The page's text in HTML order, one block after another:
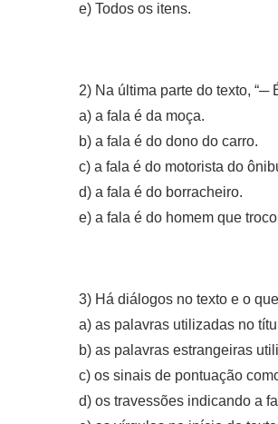
e) Todos os itens.
2) Na última parte do texto, “─
a) a fala é da moça.
b) a fala é do dono do carro.
c) a fala é do motorista do
d) a fala é do borracheiro.
e) a fala é do homem que
3) Há diálogos no texto e o
a) as palavras utilizadas no
b) as palavras estrangeiras
c) os sinais de pontuação
d) os travessões indicando a